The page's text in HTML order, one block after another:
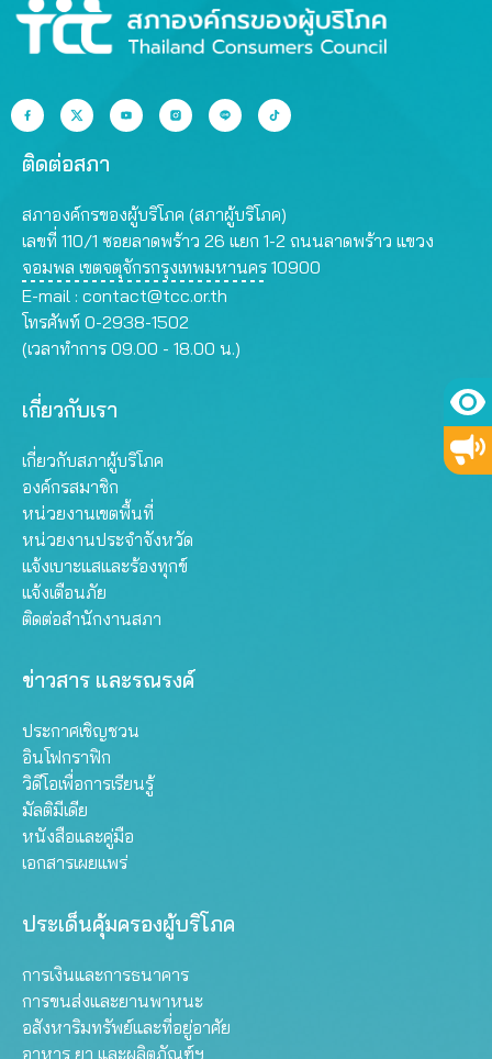
ติดต่อสภา
สภาองค์กรของผู้บริโภค (สภาผู้บริโภค)
เลขที่ 110/1 ซอยลาดพร้าว 26 แยก 1-2 ถนนลาดพร้าว แขวง
จอมพล เขตจตุจักรกรุงเทพมหานคร 10900
E-mail : contact@tcc.or.th
โทรศัพท์ 0-2938-1502
(เวลาทำการ 09.00 - 18.00 น.)
เกี่ยวกับเรา
เกี่ยวกับสภาผู้บริโภค
องค์กรสมาชิก
หน่วยงานเขตพื้นที่
หน่วยงานประจำจังหวัด
แจ้งเบาะแสและร้องทุกข์
แจ้งเตือนภัย
ติดต่อสำนักงานสภา
ข่าวสาร และรณรงค์
ประกาศเชิญชวน
อินโฟกราฟิก
วิดีโอเพื่อการเรียนรู้
มัลติมีเดีย
หนังสือและคู่มือ
เอกสารเผยแพร่
ประเด็นคุ้มครองผู้บริโภค
การเงินและการธนาคาร
การขนส่งและยานพาหนะ
อสังหาริมทรัพย์และที่อยู่อาศัย
อาหาร ยา และผลิตภัณฑ์ฯ